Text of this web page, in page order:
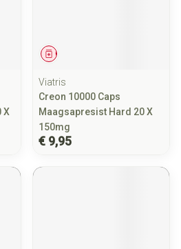
X
Geneesmiddel
Viatris
Creon 10000 Caps
Maagsapresist Hard 20 X
150mg
€ 9,95